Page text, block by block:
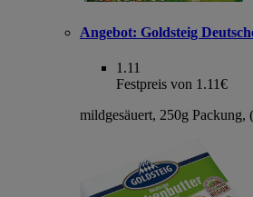
Angebot: Goldsteig
1.11
Festpreis von 1.11€
mildgesäuert, 250g Packung,